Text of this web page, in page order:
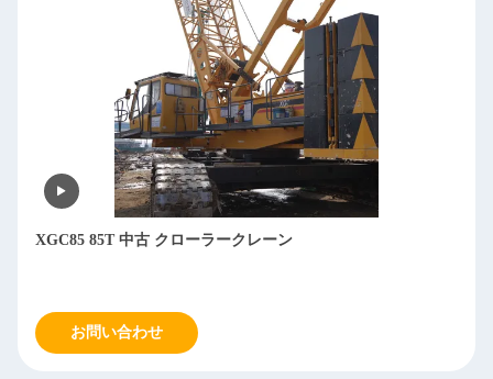
XGC85 85T 中古 クローラークレーン
お問い合わせ